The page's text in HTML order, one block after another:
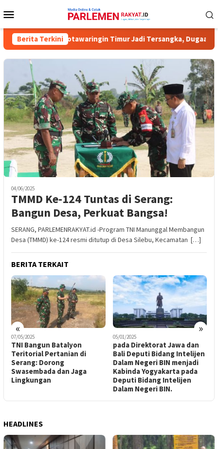
ke
Mobile
Berita Terkini
KPU Kotawaringin Timur Jadi Tersangka, Dugaan
04/06/2025
TMMD Ke-124 Tuntas di Serang:
Bangun Desa, Perkuat Bangsa!
SERANG, PARLEMENRAKYAT.id -Program TNI Manunggal Membangun
Desa (TMMD) ke-124 resmi ditutup di Desa Silebu, Kecamatan […]
BERITA TERKAIT
« »
05/01/2025
pada Direktorat Jawa dan
Bali Deputi Bidang Intelijen
Dalam Negeri BIN menjadi
Kabinda Yogyakarta pada
Deputi Bidang Intelijen
21/08/2025
Kapolres Katingan
Tunjukkan Empati, Hadiri
Pemakaman Istri Kasat
Samapta
HEADLINES